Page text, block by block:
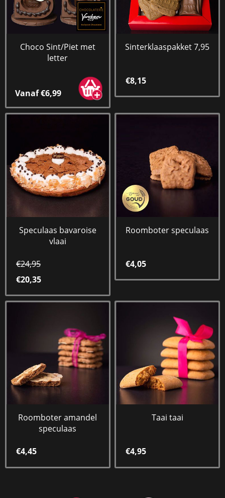
Choco Sint/Piet met
letter
Vanaf €6,99
Sinterklaaspakket 7,95
€8,15
Speculaas bavaroise
vlaai
€24,95
€20,35
Roomboter speculaas
€4,05
Roomboter amandel
speculaas
€4,45
Taai taai
€4,95